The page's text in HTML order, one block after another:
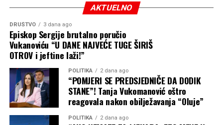
međunarodnu podršku Ukrajini. Ukrajina obezbjeđuje
četvrtinu uvoza pšenice za Egipat i oko 18 procenata za
Indoneziju. Takođe je najveći dobavljač kukuruza za
Evropsku uniju, pokriva čak 92 odsto njenog uvoza
suncokretovog ulja i ostaje ključni izvor stočne hrane i
biljnih ulja.
Putin računa na to da će poskupljenje hrane – u
trenutku kada američki rat sa Iranom već podiže cijene
nafte i svega ostalog – primorati ukrajinske trgovinske
AKTUELNO
DRUŠTVO 3 dana ago
Episkop Sergije brutalno poručio
Vukanoviću “U DANE NAJVEĆE TUGE ŠIRIŠ
OTROV i jeftine laži!”
POLITIKA 2 dana ago
“POMJERI SE PREDSJEDNIČE DA DODIK
STANE”! Tanja Vukomanović oštro
reagovala nakon obilježavanja “Oluje”
POLITIKA 2 dana ago